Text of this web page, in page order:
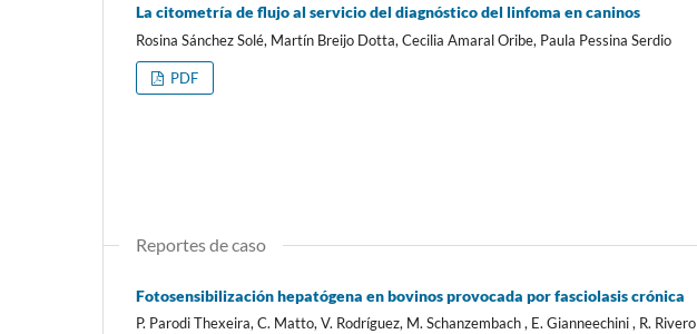
La citometría de flujo al servicio del diagnóstico del linfoma en caninos
Rosina Sánchez Solé, Martín Breijo Dotta, Cecilia Amaral Oribe, Paula Pessina Serdio
PDF
Reportes de caso
Fotosensibilización hepatógena en bovinos provocada por fasciolasis crónica
P. Parodi Thexeira, C. Matto, V. Rodríguez, M. Schanzembach , E. Gianneechini , R. Rivero